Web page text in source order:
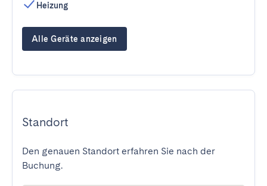
Heizung
Alle Geräte anzeigen
Standort
Den genauen Standort erfahren Sie nach der
Buchung.